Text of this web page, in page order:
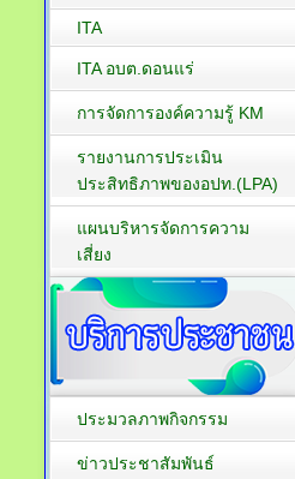
ITA
ITA อบต.ดอนแร่
การจัดการองค์ความรู้ KM
รายงานการประเมิน
ประสิทธิภาพของอปท.(LPA)
แผนบริหารจัดการความ
เสี่ยง
ประมวลภาพกิจกรรม
ข่าวประชาสัมพันธ์